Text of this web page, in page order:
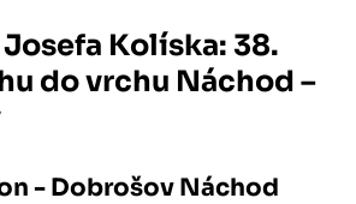
Kolíska: 38.
do vrchu Náchod –
- Dobrošov Náchod